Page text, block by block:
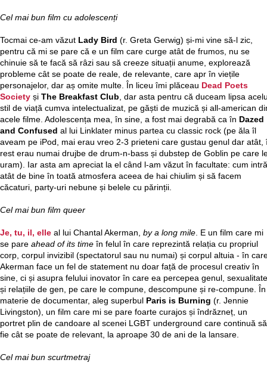
Cel mai bun film cu adolescenți
Tocmai ce-am văzut Lady Bird (r. Greta Gerwig) și-mi vine să-l zic,
pentru că mi se pare că e un film care curge atât de frumos, nu se
chinuie să te facă să râzi sau să creeze situații anume, explorează
probleme cât se poate de reale, de relevante, care apr în viețile
personajelor, dar aș omite multe. În liceu îmi plăceau Dead Poets
Society și The Breakfast Club, dar asta pentru că duceam lipsa
stil de viață cumva intelectualizat, pe găști de muzică și all-american
acele filme. Adolescența mea, în sine, a fost mai degrabă ca în Dazed
and Confused al lui Linklater minus partea cu classic rock (pe ăla îl
aveam pe iPod, mai erau vreo 2-3 prieteni care gustau genul dar atât,
rest erau numai drujbe de drum-n-bass și dubstep de Goblin pe care
uram). Iar asta am apreciat la el când l-am văzut în facultate: cum intră
atât de bine în toată atmosfera aceea de hai chiulim și să facem
căcaturi, party-uri nebune și belele cu părinții.
Cel mai bun film queer
Je, tu, il, elle al lui Chantal Akerman, by a long mile. E un film care mi
se pare ahead of its time în felul în care reprezintă relația cu propriul
corp, corpul invizibil (spectatorul sau nu numai) și corpul altuia - în
Akerman face un fel de statement nu doar față de procesul creativ în
sine, ci și asupra felului inovator în care ea percepea genul,
și relațiile de gen, pe care le compune, descompune și re-compune. În
materie de documentar, aleg superbul
Paris is Burning (r. Jennie
Livingston), un film care mi se pare foarte curajos și îndrăzneț, un
portret plin de candoare al scenei LGBT underground care continuă să
fie cât se poate de relevant, la aproape 30 de ani de la lansare.
Cel mai bun scurtmetraj